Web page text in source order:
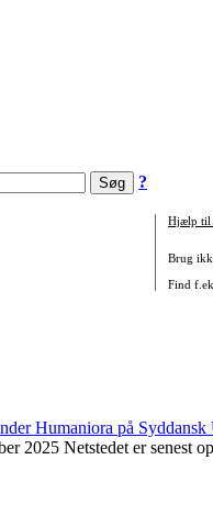
?
Hjælp til
Brug
Find
2025 Netstedet er senest